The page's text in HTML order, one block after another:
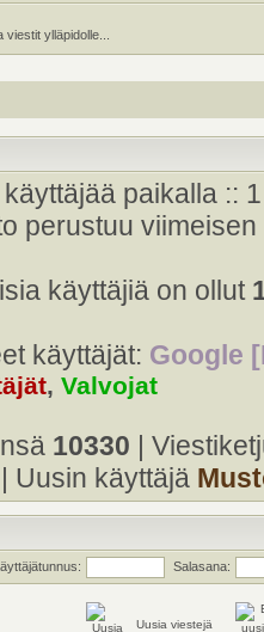
ylläpidolle...
käyttäjää paikalla ::
perustuu
käyttäjiä on ollut
käyttäjät: Google
, Valvojat
10330 |
| Uusin käyttäjä
Salasana:
Uusia viestejä